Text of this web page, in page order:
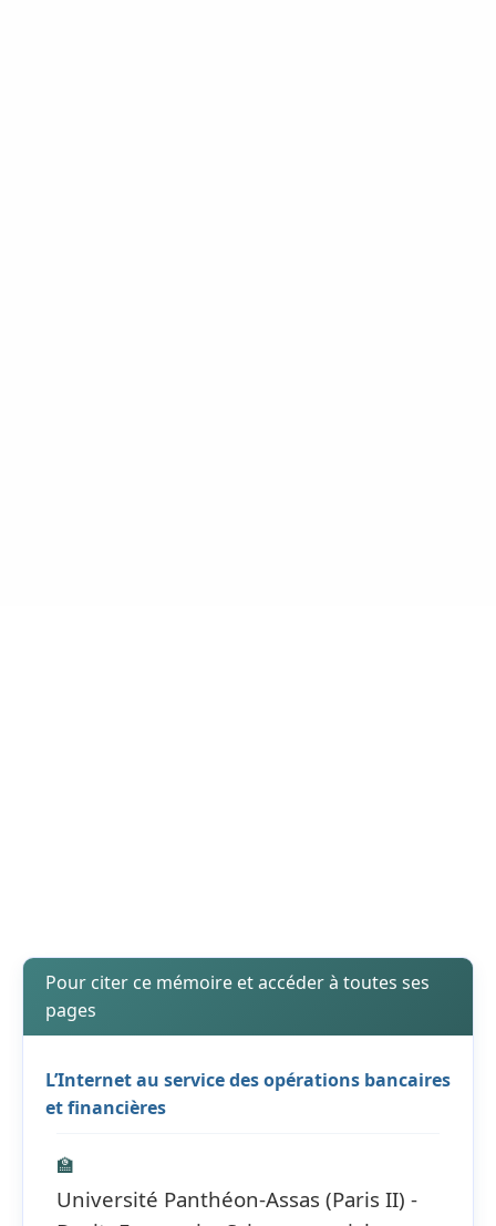
Pour citer ce mémoire et accéder à toutes ses
pages
L’Internet au service des opérations bancaires
et financières
🏫
Université Panthéon-Assas (Paris II) -